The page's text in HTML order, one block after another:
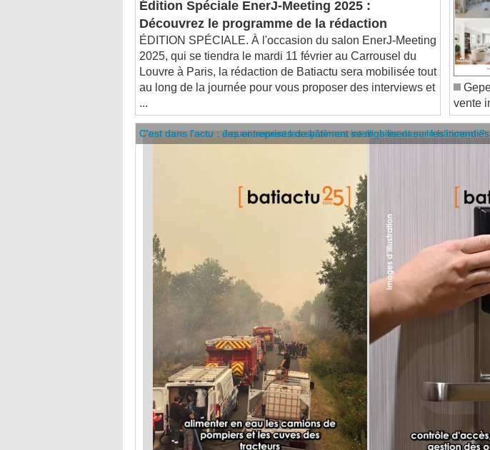
Découvrez le programme de la rédaction
ÉDITION SPÉCIALE. À l'occasion du salon EnerJ-Meeting
2025, qui se tiendra le mardi 11 février au Carrousel du
Louvre à Paris, la rédaction de Batiactu sera mobilisée tout
au long de la journée pour vous proposer des interviews et
...
vente
C'est dans l'actu : des entreprises de bâtiment se mobilisent sur les
C'est dans l'actu : à quoi servent les systèmes intelligents dans le bâtiment ?